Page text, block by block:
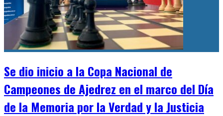
Se dio inicio a la Copa Nacional de
Campeones de Ajedrez en el marco del Día
de la Memoria por la Verdad y la Justicia